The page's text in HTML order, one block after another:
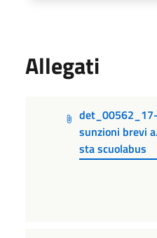
Allegati
sunzioni brevi
sta scuolabus